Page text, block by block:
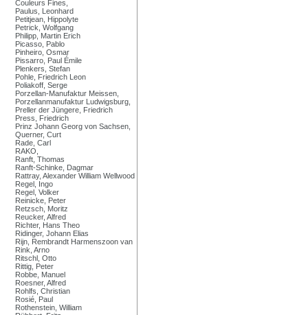
Couleurs Fines,
Paulus, Leonhard
Petitjean, Hippolyte
Petrick, Wolfgang
Philipp, Martin Erich
Picasso, Pablo
Pinheiro, Osmar
Pissarro, Paul Émile
Plenkers, Stefan
Pohle, Friedrich Leon
Poliakoff, Serge
Porzellan-Manufaktur Meissen,
Porzellanmanufaktur Ludwigsburg,
Preller der Jüngere, Friedrich
Press, Friedrich
Prinz Johann Georg von Sachsen,
Querner, Curt
Rade, Carl
RAKO,
Ranft, Thomas
Ranft-Schinke, Dagmar
Rattray, Alexander William Wellwood
Regel, Ingo
Regel, Volker
Reinicke, Peter
Retzsch, Moritz
Reucker, Alfred
Richter, Hans Theo
Ridinger, Johann Elias
Rijn, Rembrandt Harmenszoon van
Rink, Arno
Ritschl, Otto
Rittig, Peter
Robbe, Manuel
Roesner, Alfred
Rohlfs, Christian
Rosié, Paul
Rothenstein, William